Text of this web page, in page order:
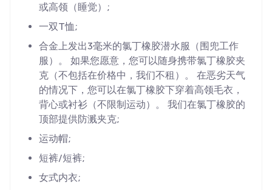
或高领（睡觉）;
一双T恤;
合金上发出3毫米的氯丁橡胶潜水服（围兜工作
服）。 如果您愿意，您可以随身携带氯丁橡胶夹
克（不包括在价格中，我们不租）。 在恶劣天气
的情况下，您可以在氯丁橡胶下穿着高领毛衣，
背心或衬衫（不限制运动）。 我们在氯丁橡胶的
顶部提供防溅夹克;
运动帽;
短裤/短裤;
女式内衣;